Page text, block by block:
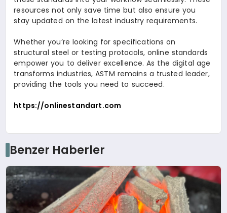
resources not only save time but also ensure you
stay updated on the latest industry requirements.
Whether you’re looking for specifications on
structural steel or testing protocols, online standards
empower you to deliver excellence. As the digital age
transforms industries, ASTM remains a trusted leader,
providing the tools you need to succeed.
https://onlinestandart.com
Benzer Haberler